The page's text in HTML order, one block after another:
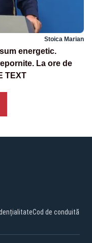
Stoica Marian
energetic.
La ore de
TEXT
Cod de conduită